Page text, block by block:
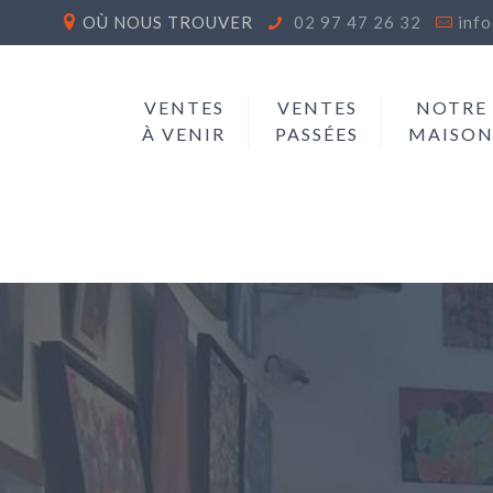
OÙ NOUS TROUVER 02 97 47 26 32
VENTES
À VENIR
VENTES
PASSÉES
NOTRE